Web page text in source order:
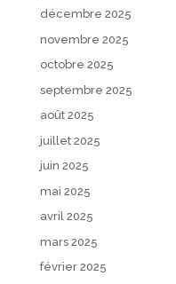
décembre 2025
novembre 2025
octobre 2025
septembre 2025
août 2025
juillet 2025
juin 2025
mai 2025
avril 2025
mars 2025
février 2025